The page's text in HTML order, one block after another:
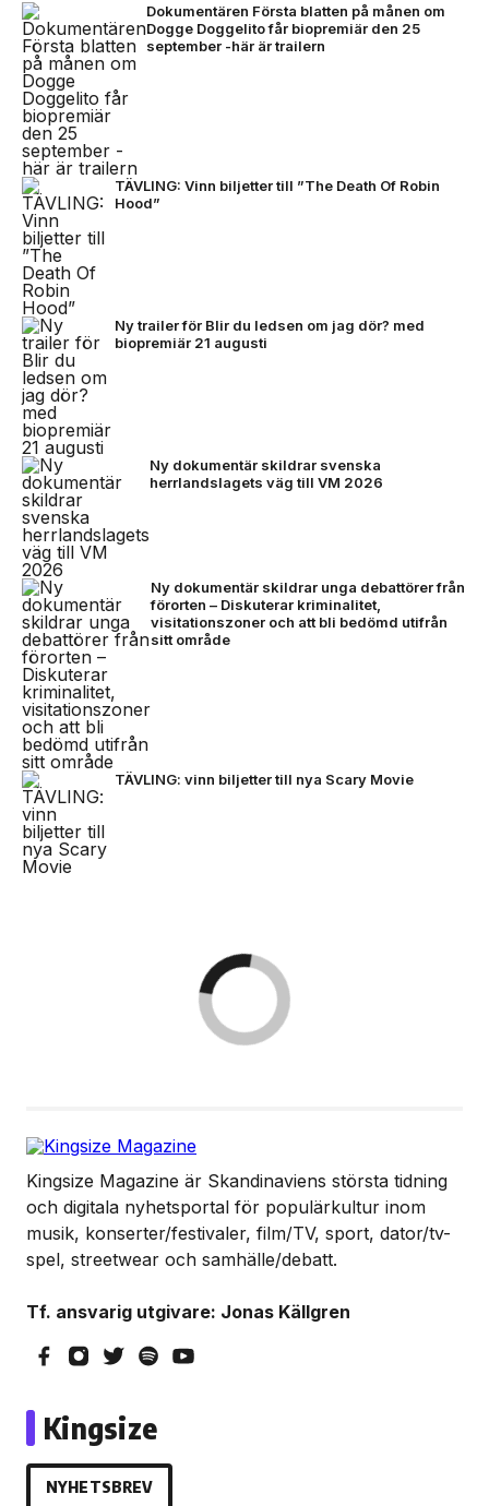
Dokumentären Första blatten på månen om
Dogge Doggelito får biopremiär den 25
september -här är trailern
TÄVLING: Vinn biljetter till ”The Death Of Robin
Hood”
Ny trailer för Blir du ledsen om jag dör? med
biopremiär 21 augusti
Ny dokumentär skildrar svenska
herrlandslagets väg till VM 2026
Ny dokumentär skildrar unga debattörer från
förorten – Diskuterar kriminalitet,
visitationszoner och att bli bedömd utifrån
sitt område
TÄVLING: vinn biljetter till nya Scary Movie
Kingsize Magazine är Skandinaviens största tidning
och digitala nyhetsportal för populärkultur inom
musik, konserter/festivaler, film/TV, sport, dator/tv-
spel, streetwear och samhälle/debatt.
Tf. ansvarig utgivare: Jonas Källgren
Kingsize
NYHETSBREV